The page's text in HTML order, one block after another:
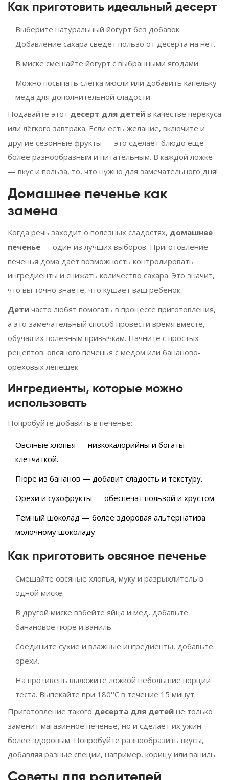
Как приготовить идеальный десерт
Выберите натуральный йогурт без добавок.
Добавление сахара сведёт пользо от десерта на нет.
В миске смешайте йогурт с выбранными ягодами.
Можно посыпать слегка мюсли или добавить капельку
мёда для дополнительной сладости.
Подавайте этот десерт для детей в качестве перекуса
или лёгкого завтрака. Если есть желание, включите и
другие сезонные фрукты — это сделает блюдо ещё
более разнообразным и питательным. В каждой ложке
— вкус и польза, то, что нужно для замечательного дня!
Домашнее печенье как
замена
Когда речь заходит о полезных сладостях, домашнее
печенье — один из лучших выборов. Приготовление
печенья дома даёт возможность контролировать
ингредиенты и снижать количество сахара. Это значит,
что вы точно знаете, что кушает ваш ребенок.
Дети часто любят помогать в процессе приготовления,
а это замечательный способ провести время вместе,
обучая их полезным привычкам. Начните с простых
рецептов: овсяного печенья с медом или бананово-
ореховых лепёшек.
Ингредиенты, которые можно
использовать
Попробуйте добавить в печенье:
Овсяные хлопья — низкокалорийны и богаты
клетчаткой.
Пюре из бананов — добавит сладость и текстуру.
Орехи и сухофрукты — обеспечат пользой и хрустом.
Темный шоколад — более здоровая альтернатива
молочному шоколаду.
Как приготовить овсяное печенье
Смешайте овсяные хлопья, муку и разрыхлитель в
одной миске.
В другой миске взбейте яйца и мед, добавьте
банановое пюре и ваниль.
Соедините сухие и влажные ингредиенты, добавьте
орехи.
На противень выложите ложкой небольшие порции
теста. Выпекайте при 180°C в течение 15 минут.
Приготовление такого десерта для детей не только
заменит магазинное печенье, но и сделает их ужин
более здоровым. Попробуйте разнообразить вкусы,
добавляя разные специи, например, корицу или ваниль.